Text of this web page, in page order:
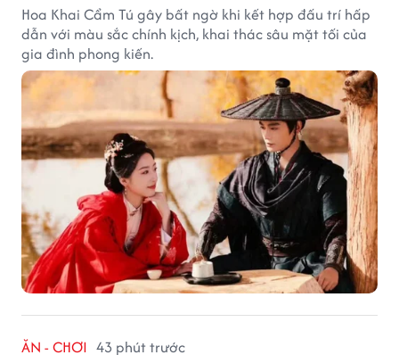
Hoa Khai Cẩm Tú gây bất ngờ khi kết hợp đấu trí hấp
dẫn với màu sắc chính kịch, khai thác sâu mặt tối của
gia đình phong kiến.
ĂN - CHƠI 43 phút trước